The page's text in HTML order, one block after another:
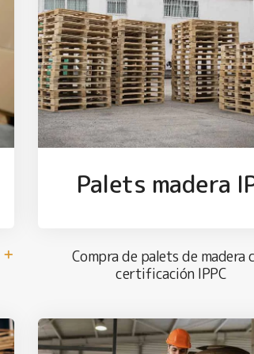
Palets madera
Compra de palets de madera
certificación IPPC